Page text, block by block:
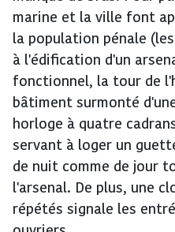
marine et la ville font
la population pénale
à l'édification d'un
fonctionnel, la tour de
bâtiment surmonté
horloge à quatre
servant à loger un
de nuit comme de jour
l'arsenal. De plus, une
répétés signale les